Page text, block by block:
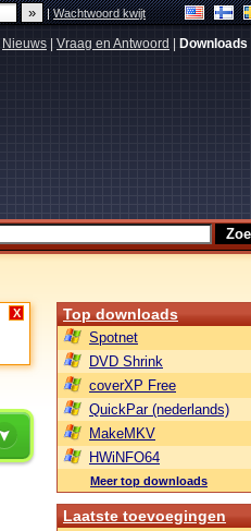
|Wachtwoord kwijt
Nieuws Vraag en Antwoord Downloads
X Top downloads
Spotnet
DVD Shrink
coverXP Free
QuickPar (nederlands)
MakeMKV
HWiNFO64
Meer top downloads
Laatste toevoegingen